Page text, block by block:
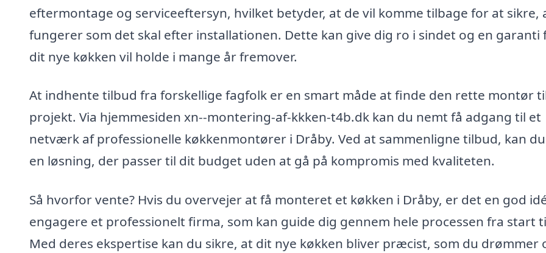
eftermontage og serviceeftersyn, hvilket betyder, at de vil komme tilbage for at sikre,
fungerer som det skal efter installationen. Dette kan give dig ro i sindet og en garanti
dit nye køkken vil holde i mange år fremover.
At indhente tilbud fra forskellige fagfolk er en smart måde at finde den rette montør
projekt. Via hjemmesiden xn--montering-af-kkken-t4b.dk kan du nemt få adgang til et
netværk af professionelle køkkenmontører i Dråby. Ved at sammenligne tilbud, kan
en løsning, der passer til dit budget uden at gå på kompromis med kvaliteten.
Så hvorfor vente? Hvis du overvejer at få monteret et køkken i Dråby, er det en god
engagere et professionelt firma, som kan guide dig gennem hele processen fra start
Med deres ekspertise kan du sikre, at dit nye køkken bliver præcist, som du drømmer